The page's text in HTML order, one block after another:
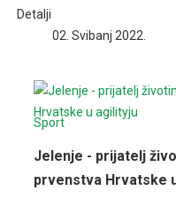
Detalji
02. Svibanj 2022.
Sport
Jelenje - prijatelj
prvenstva Hrvatske